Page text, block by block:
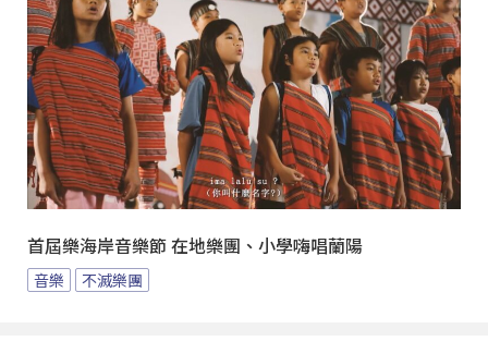
首屆樂海岸音樂節 在地樂團、小學嗨唱蘭陽
音樂 不滅樂團